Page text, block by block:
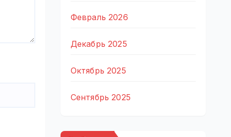
Февраль 2026
Декабрь 2025
Октябрь 2025
Сентябрь 2025